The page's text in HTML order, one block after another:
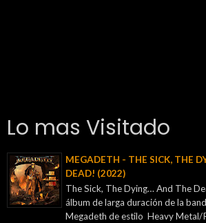
Lo mas Visitado
MEGADETH - THE SICK, THE
DEAD! (2022)
The Sick, The Dying… And The
álbum de larga duración de la
Megadeth de estilo Heavy Metal/